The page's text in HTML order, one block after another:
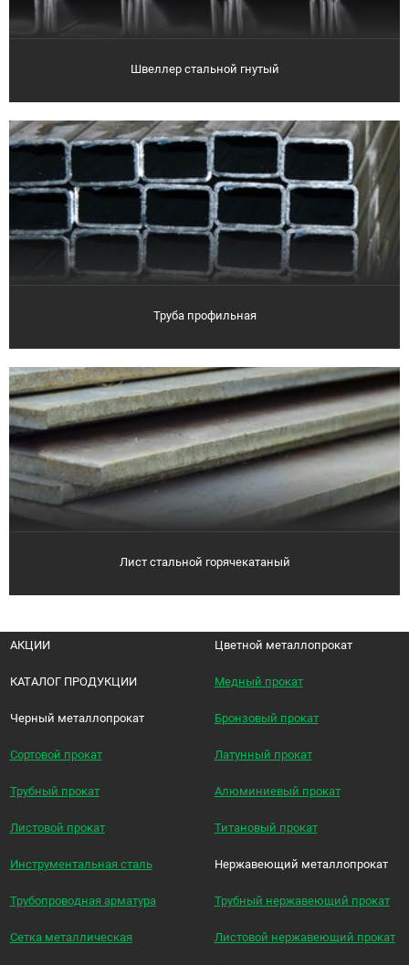
Швеллер стальной гнутый
Труба профильная
Лист стальной горячекатаный
АКЦИИ
КАТАЛОГ ПРОДУКЦИИ
Черный металлопрокат
Сортовой прокат
Трубный прокат
Листовой прокат
Инструментальная сталь
Трубопроводная арматура
Сетка металлическая
Цветной металлопрокат
Медный прокат
Бронзовый прокат
Латунный прокат
Алюминиевый прокат
Титановый прокат
Нержавеющий металлопрокат
Трубный нержавеющий прокат
Листовой нержавеющий прокат